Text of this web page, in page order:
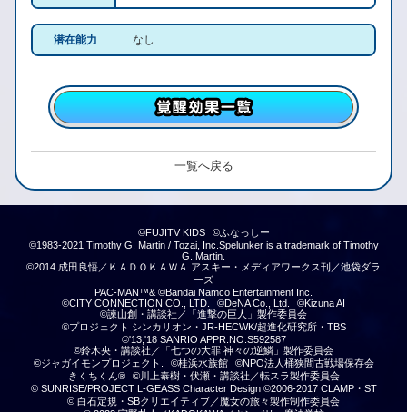
潜在能力 なし
一覧へ戻る
©FUJITV KIDS
©ふなっしー
©1983-2021 Timothy G. Martin / Tozai, Inc.Spelunker is a trademark of Timothy
G. Martin.
©2014 成田良悟／ＫＡＤＯＫＡＷＡ アスキー・メディアワークス刊／池袋ダラ
ーズ
PAC-MAN™& ©Bandai Namco Entertainment Inc.
©CITY CONNECTION CO., LTD.
©DeNA Co., Ltd.
©Kizuna AI
©諫山創・講談社／「進撃の巨人」製作委員会
©プロジェクト シンカリオン・JR-HECWK/超進化研究所・TBS
©'13,'18 SANRIO APPR.NO.S592587
©鈴木央・講談社／「七つの大罪 神々の逆鱗」製作委員会
©ジャガイモンプロジェクト.
©桂浜水族館
©NPO法人桶狭間古戦場保存会
きくちくん®
©川上泰樹・伏瀬・講談社／転スラ製作委員会
© SUNRISE/PROJECT L-GEASS Character Design ©2006-2017 CLAMP・ST
© 白石定規・SBクリエイティブ／魔女の旅々製作制作委員会